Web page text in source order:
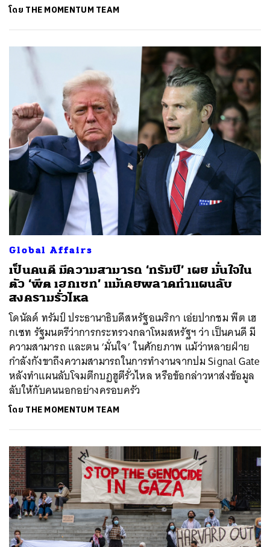
โดย THE MOMENTUM TEAM
Global Affairs
เป็นคนดี มีความสามารถ ‘ทรัมป์’ เผย มั่นใจใน
ตัว ‘พีต เฮกเซท’ แม้เคยพลาดทำแผนลับ
สงครามรั่วไหล
โดนัลด์ ทรัมป์ ประธานาธิบดีสหรัฐอเมริกา เอ่ยปากชม พีต เฮ
กเซท รัฐมนตรีว่าการกระทรวงกลาโหมสหรัฐฯ ว่า เป็นคนดี มี
ความสามารถ และตน ‘มั่นใจ’ ในศักยภาพ แม้ว่าหลายฝ่าย
กำลังกังขาถึงความสามารถในการทำงานจากปม Signal Gate
หลังทำแผนลับโจมตีกบฏฮูตีรั่วไหล หรือข้อกล่าวหาส่งข้อมูล
ลับให้กับคนนอกอย่างครอบครัว
โดย THE MOMENTUM TEAM